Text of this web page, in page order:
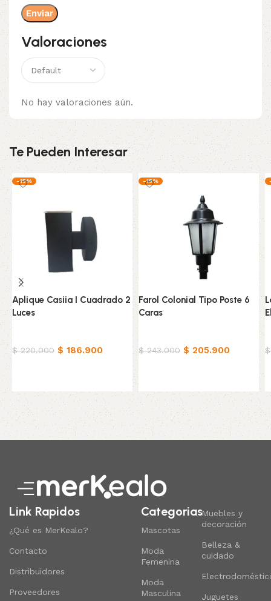
Valoraciones
No hay valoraciones aún.
Te Pueden Interesar
-15%
Aplique Casiia I Cuadrado 2
Luces
$220.000 $ 186.900
-15%
Farol Colonial Tipo Poste 6
Caras
$243.000 $ 205.900 $
Read More
Link Rapidos
¿Qué es MerKealo?
Contacto
Distribuidores
Proveedores
Categorias
Mascotas
Moda
Femenina
Moda
Masculina
Muebles y
decoración
Belleza &
cuidado
Juguetes